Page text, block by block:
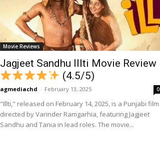
Movie Reviews
Jagjeet Sandhu Illti Movie Review
(4.5/5)
agmediachd - February 13, 2025 0
"Illti," released on February 14, 2025, is a Punjabi film
directed by Varinder Ramgarhia, featuring Jagjeet
Sandhu and Tania in lead roles. The movie...